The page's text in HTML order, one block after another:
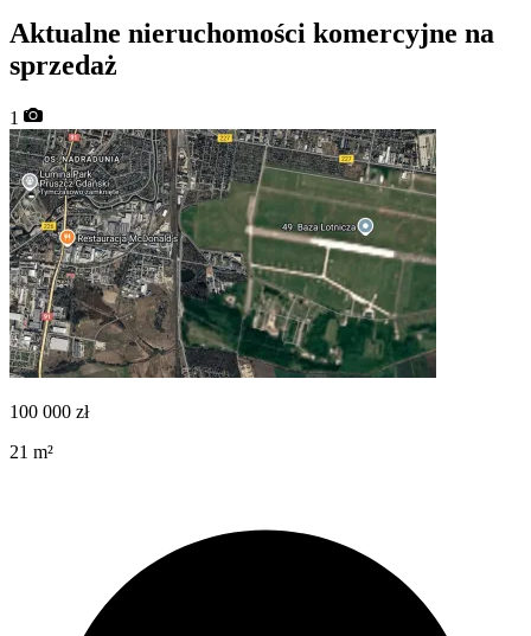
Aktualne nieruchomości komercyjne na
sprzedaż
1
100 000 zł
21 m²